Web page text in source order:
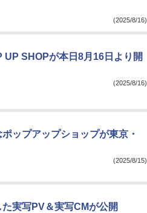
(2025/8/16)
UP SHOPが本日8月16日より開
(2025/8/16)
ップアップショップが東京・
(2025/8/15)
た実写PV＆実写CMが公開